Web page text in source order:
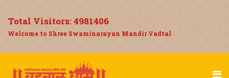
Total Visitors:4981406
Welcome to Shree Swaminarayan Mandir Vadtal